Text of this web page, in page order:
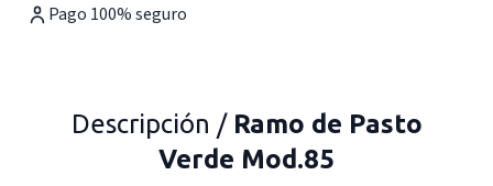
Pago 100% seguro
Descripción / Ramo de Pasto
Verde Mod.85